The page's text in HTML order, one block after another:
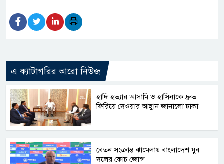
এ ক্যাটাগরির আরো নিউজ
হাদি হত্যার আসামি ও হাসিনাকে দ্রুত
ফিরিয়ে দেওয়ার আহ্বান জানালো ঢাকা
বেতন সংক্রান্ত ঝামেলায় বাংলাদেশ যুব
দলের কোচ জোন্স